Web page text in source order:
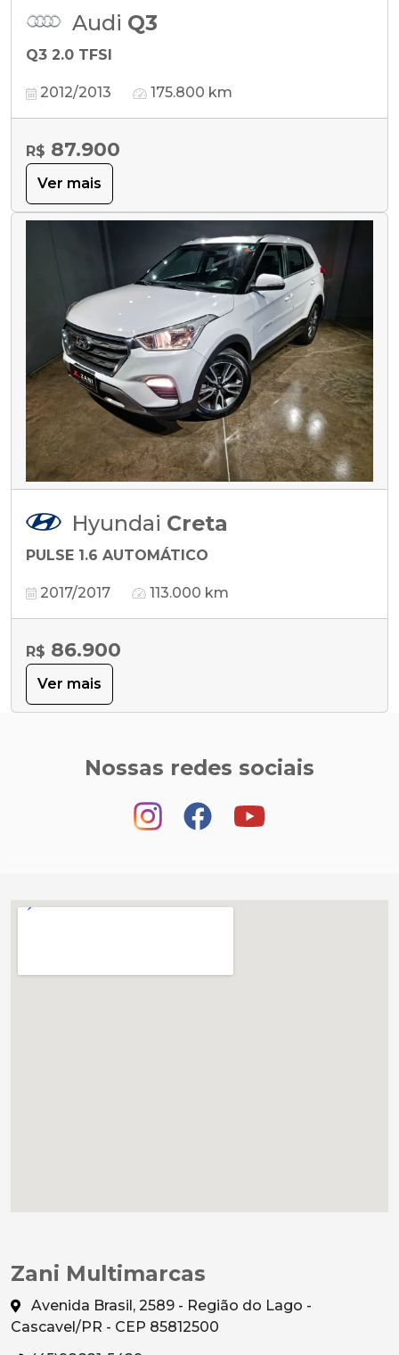
Audi Q3
Q3 2.0 TFSI
2012/2013 175.800 km
R$ 87.900
Ver mais
Hyundai Creta
PULSE 1.6 AUTOMÁTICO
2017/2017 113.000 km
R$ 86.900
Ver mais
Nossas redes sociais
Zani Multimarcas
Avenida Brasil, 2589 - Região do Lago -
Cascavel/PR - CEP 85812500